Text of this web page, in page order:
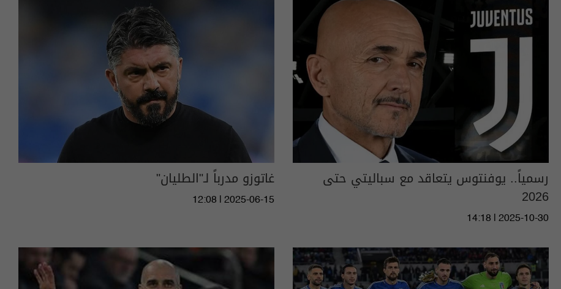
رسمياً.. يوفنتوس يتعاقد مع سباليتي حتى
2026
14:18 | 2025-10-30
غاتوزو مدرباً لـ"الطليان"
12:08 | 2025-06-15